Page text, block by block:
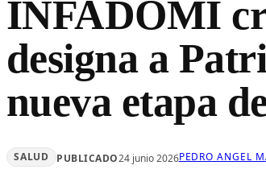
INFADOMI
designa a
nueva etapa
SALUD PUBLICADO24 junio 2026PEDRO ANGEL